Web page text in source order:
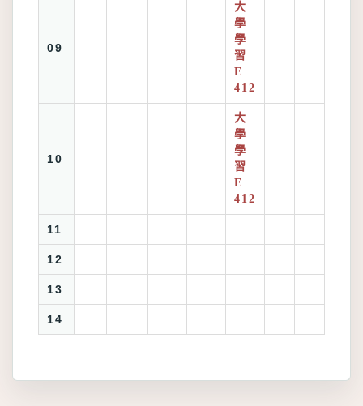
09
大
學
學
習
E
412
10
大
學
學
習
E
412
11
12
13
14